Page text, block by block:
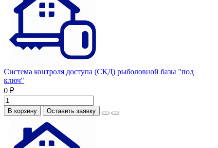
Система контроля доступа (СКД) рыболовной базы "под
ключ"
0 ₽
В корзину Оставить заявку